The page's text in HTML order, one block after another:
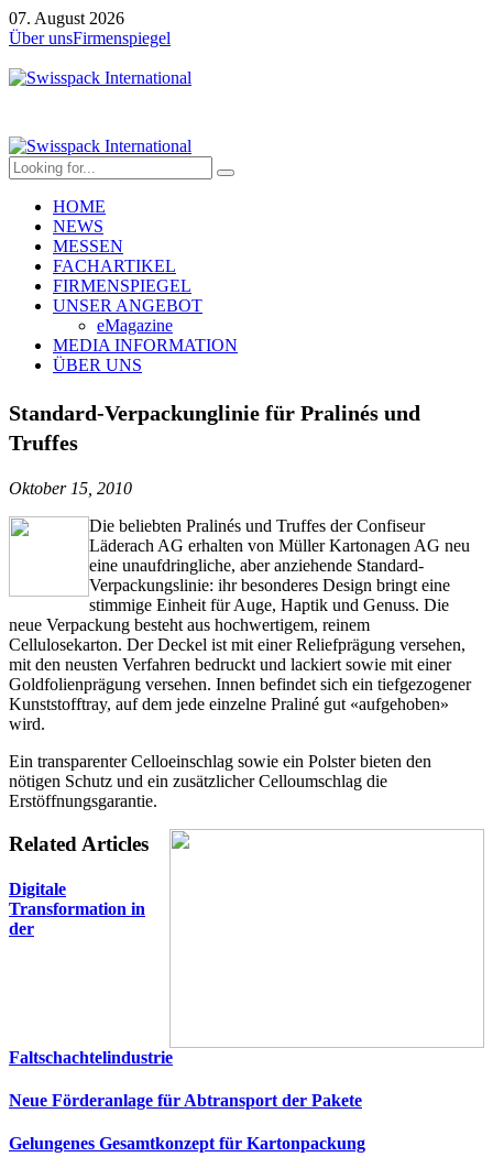
07. August 2026
Über unsFirmenspiegel
HOME
NEWS
MESSEN
FACHARTIKEL
FIRMENSPIEGEL
UNSER ANGEBOT
eMagazine
MEDIA INFORMATION
ÜBER UNS
Standard-Verpackunglinie für Pralinés und
Truffes
Oktober 15, 2010
Die beliebten Pralinés und Truffes der Confiseur
Läderach AG erhalten von Müller Kartonagen AG neu
eine unaufdringliche, aber anziehende Standard-
Verpackungslinie: ihr besonderes Design bringt eine
stimmige Einheit für Auge, Haptik und Genuss. Die
neue Verpackung besteht aus hochwertigem, reinem
Cellulosekarton. Der Deckel ist mit einer Reliefprägung versehen,
mit den neusten Verfahren bedruckt und lackiert sowie mit einer
Goldfolienprägung versehen. Innen befindet sich ein tiefgezogener
Kunststofftray, auf dem jede einzelne Praliné gut «aufgehoben»
wird.
Ein transparenter Celloeinschlag sowie ein Polster bieten den
nötigen Schutz und ein zusätzlicher Celloumschlag die
Erstöffnungsgarantie.
Related Articles
Digitale
Transformation in
der
Faltschachtelindustrie
Neue Förderanlage für Abtransport der Pakete
Gelungenes Gesamtkonzept für Kartonpackung